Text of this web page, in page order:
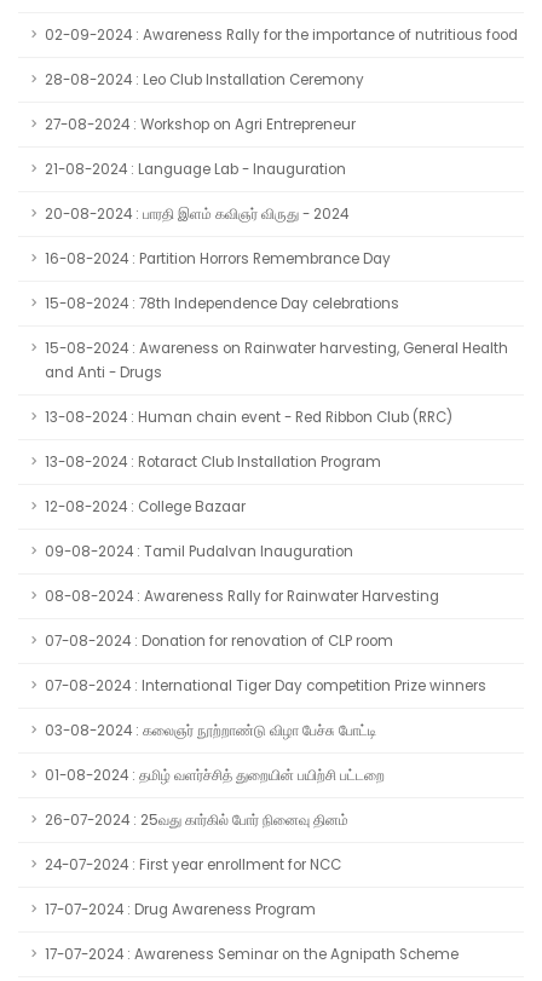
02-09-2024 : Awareness Rally for the importance of nutritious food
28-08-2024 : Leo Club Installation Ceremony
27-08-2024 : Workshop on Agri Entrepreneur
21-08-2024 : Language Lab - Inauguration
20-08-2024 : பாரதி இளம் கவிஞர் விருது - 2024
16-08-2024 : Partition Horrors Remembrance Day
15-08-2024 : 78th Independence Day celebrations
15-08-2024 : Awareness on Rainwater harvesting, General Health
and Anti - Drugs
13-08-2024 : Human chain event - Red Ribbon Club (RRC)
13-08-2024 : Rotaract Club Installation Program
12-08-2024 : College Bazaar
09-08-2024 : Tamil Pudalvan Inauguration
08-08-2024 : Awareness Rally for Rainwater Harvesting
07-08-2024 : Donation for renovation of CLP room
07-08-2024 : International Tiger Day competition Prize winners
03-08-2024 : கலைஞர் நூற்றாண்டு விழா பேச்சு போட்டி
01-08-2024 : தமிழ் வளர்ச்சித் துறையின் பயிற்சி பட்டறை
26-07-2024 : 25வது கார்கில் போர் நினைவு தினம்
24-07-2024 : First year enrollment for NCC
17-07-2024 : Drug Awareness Program
17-07-2024 : Awareness Seminar on the Agnipath Scheme